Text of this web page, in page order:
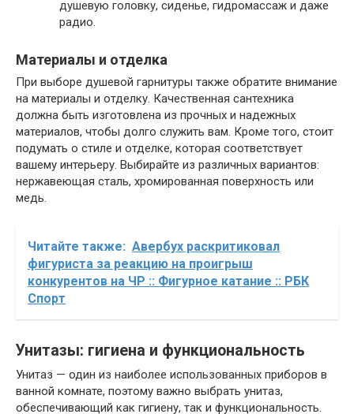
душевую головку, сиденье, гидромассаж и даже
радио.
Материалы и отделка
При выборе душевой гарнитуры также обратите внимание
на материалы и отделку. Качественная сантехника
должна быть изготовлена из прочных и надежных
материалов, чтобы долго служить вам. Кроме того, стоит
подумать о стиле и отделке, которая соответствует
вашему интерьеру. Выбирайте из различных вариантов:
нержавеющая сталь, хромированная поверхность или
медь.
Читайте также: Авербух раскритиковал
фигуриста за реакцию на проигрыш
конкурентов на ЧР :: Фигурное катание :: РБК
Спорт
Унитазы: гигиена и функциональность
Унитаз — один из наиболее использованных приборов в
ванной комнате, поэтому важно выбрать унитаз,
обеспечивающий как гигиену, так и функциональность.